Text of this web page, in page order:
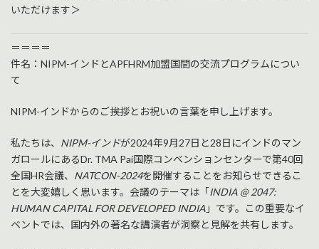
いただけます＞
＝＝＝＝
件名：NIPM-インドとAPFHRM加盟国間の交流プログラムについ
て
NIPM-インドからのご挨拶とお祝いの言葉を申し上げます。
私たちは、 NIPM-インドが2024年9月27日と28日にインドのマン
ガロールにあるDr. TMA Pai国際コンベンションセンターで第40回
全国HR会議、 NATCON-2024を開催することをお知らせできるこ
とを大変嬉しく思います。会議のテーマは「INDIA @ 2047:
HUMAN CAPITAL FOR DEVELOPED INDIA 」です。この重要なイ
ベントでは、国内外の著名な講演者が洞察と見解を共有します。